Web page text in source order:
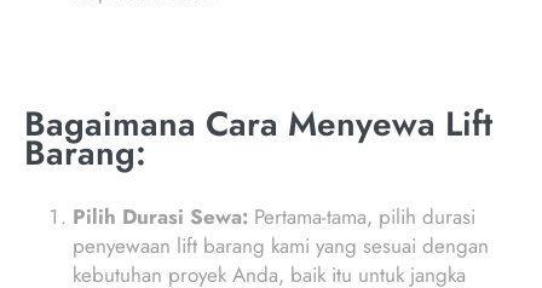
Bagaimana Cara Menyewa Lift
Barang:
Pilih Durasi Sewa: Pertama-tama, pilih durasi
penyewaan lift barang kami yang sesuai dengan
kebutuhan proyek Anda, baik itu untuk jangka